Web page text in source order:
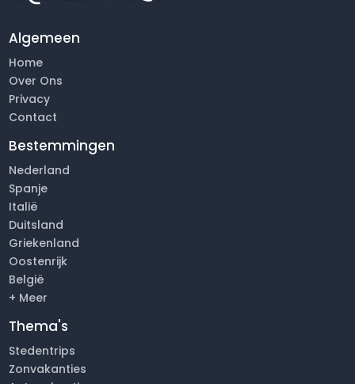
Algemeen
Home
Over Ons
Privacy
Contact
Bestemmingen
Nederland
Spanje
Italië
Duitsland
Griekenland
Oostenrijk
België
+ Meer
Thema's
Stedentrips
Zonvakanties